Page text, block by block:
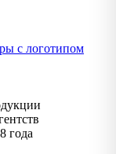
года